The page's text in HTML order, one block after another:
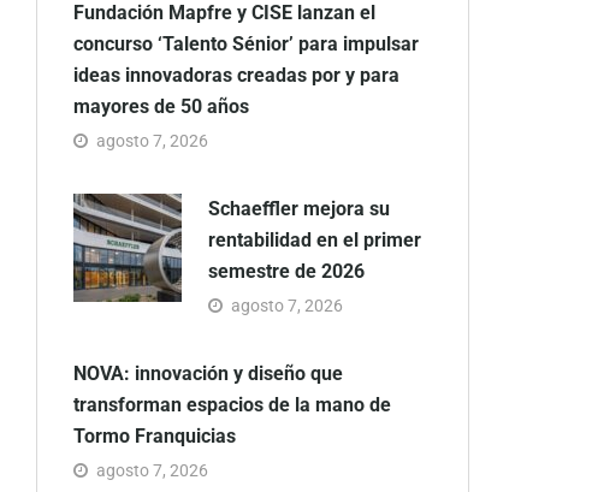
Fundación Mapfre y CISE lanzan el
concurso ‘Talento Sénior’ para impulsar
ideas innovadoras creadas por y para
mayores de 50 años
agosto 7, 2026
Schaeffler mejora su
rentabilidad en el primer
semestre de 2026
agosto 7, 2026
NOVA: innovación y diseño que
transforman espacios de la mano de
Tormo Franquicias
agosto 7, 2026